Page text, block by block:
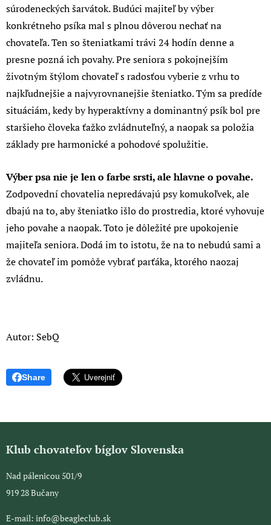
súrodeneckých šarvátok. Budúci majiteľ by výber
konkrétneho psíka mal s plnou dôverou nechať na
chovateľa. Ten so šteniatkami trávi 24 hodín denne a
presne pozná ich povahy. Pre seniora s pokojnejším
životným štýlom chovateľ s radosťou vyberie z vrhu to
najkľudnejšie a najvyrovnanejšie šteniatko. Tým sa predíde
situáciám, kedy by hyperaktívny a dominantný psík bol pre
staršieho človeka ťažko zvládnuteľný, a naopak sa položia
základy pre harmonické a pohodové spolužitie.
Výber psa nie je len o farbe srsti, ale hlavne o povahe.
Zodpovední chovatelia nepredávajú psy komukoľvek, ale
dbajú na to, aby šteniatko išlo do prostredia, ktoré vyhovuje
jeho povahe a naopak. Toto je dôležité pre upokojenie
majiteľa seniora. Dodá im to istotu, že na to nebudú sami a
že chovateľ im pomôže vybrať parťáka, ktorého naozaj
zvládnu.
Autor: SebQ
Share
Klub chovateľov bíglov Slovenska
Nad pálenicou 501/9
919 28 Bučany
E-mail: info@beagleclub.sk